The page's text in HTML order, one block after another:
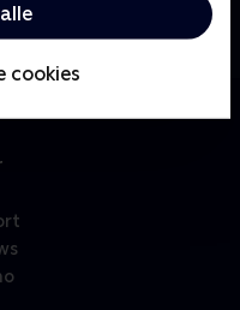
cookies
gange så stor som